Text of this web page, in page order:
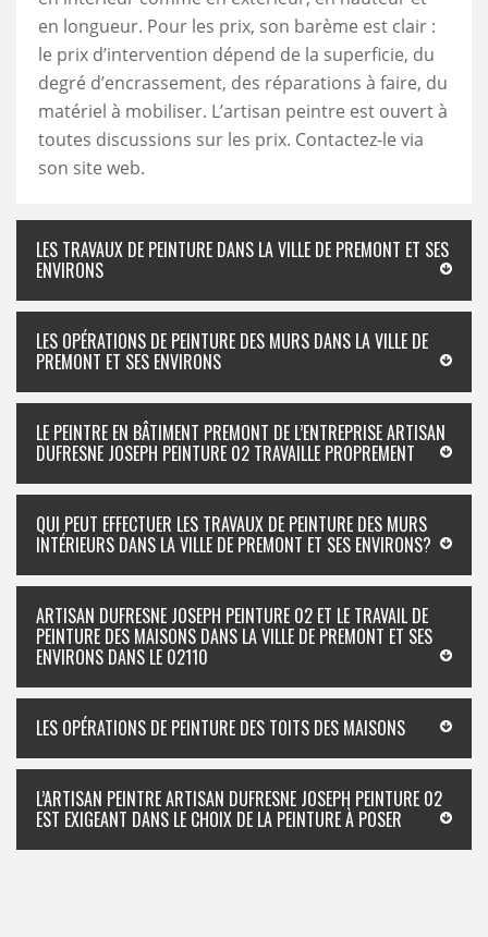
en longueur. Pour les prix, son barème est clair :
le prix d’intervention dépend de la superficie, du
degré d’encrassement, des réparations à faire, du
matériel à mobiliser. L’artisan peintre est ouvert à
toutes discussions sur les prix. Contactez-le via
son site web.
LES TRAVAUX DE PEINTURE DANS LA VILLE DE PREMONT ET SES
ENVIRONS
LES OPÉRATIONS DE PEINTURE DES MURS DANS LA VILLE DE
PREMONT ET SES ENVIRONS
LE PEINTRE EN BÂTIMENT PREMONT DE L’ENTREPRISE ARTISAN
DUFRESNE JOSEPH PEINTURE 02 TRAVAILLE PROPREMENT
QUI PEUT EFFECTUER LES TRAVAUX DE PEINTURE DES MURS
INTÉRIEURS DANS LA VILLE DE PREMONT ET SES ENVIRONS?
ARTISAN DUFRESNE JOSEPH PEINTURE 02 ET LE TRAVAIL DE
PEINTURE DES MAISONS DANS LA VILLE DE PREMONT ET SES
ENVIRONS DANS LE 02110
LES OPÉRATIONS DE PEINTURE DES TOITS DES MAISONS
L’ARTISAN PEINTRE ARTISAN DUFRESNE JOSEPH PEINTURE 02
EST EXIGEANT DANS LE CHOIX DE LA PEINTURE À POSER